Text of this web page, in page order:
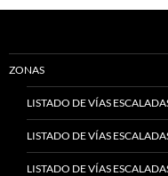
ZONAS
LISTADO DE VÍAS
LISTADO DE VÍAS
LISTADO DE VÍAS